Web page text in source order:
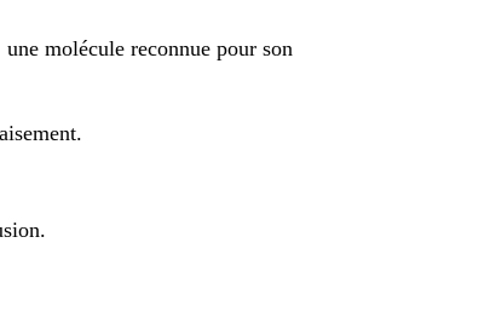
molécule reconnue pour son